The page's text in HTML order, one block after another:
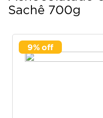
Sachê 700g
9%